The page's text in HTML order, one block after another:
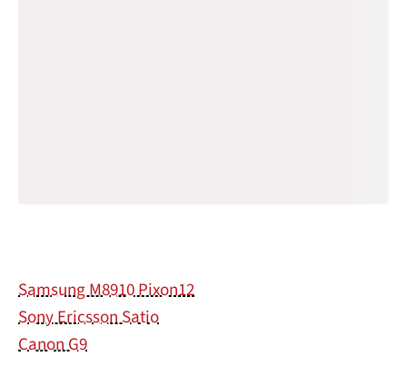
Samsung M8910 Pixon12
Sony Ericsson Satio
Canon G9